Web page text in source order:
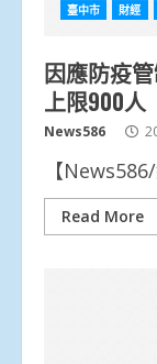
臺中市 財經
因應防疫
上限900人
News586
【
Read More